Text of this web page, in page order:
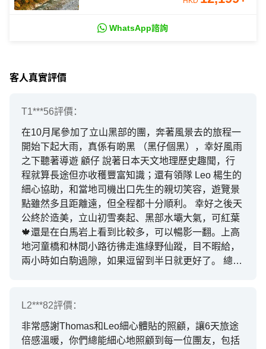
WhatsApp諮詢
客人真實評價
T1***56評價：
在10月尾參加了立山黑部的團，奔著風景去的旅程一
開始下起大雨，真係有啲黑 （黑仔個黑），幸好風雨
之下聽著導遊 顧仔 說著日本天文地理歷史趣聞，行
程就算長途但亦收穫豐富知識；還有領隊 Leo 楊生的
細心協助，和當地司機出口先生的親切笑容，遊覽景
點雖然多且距離遠，但全程都十分順利。 幸好之後天
公終於造美，立山初雪奏起、黑部水壩大氣，可紅葉
🍁還是在白馬岩上看到比較多，可以暢影一翻。上高
地河童橋和林間小路彷彿走進綠野仙蹤，目不暇給，
兩小時如白駒過隙，如果逗留到半日就更好了。 總的
得帶定晴天娃娃，會拍到更多佳景！
L2***82評價：
非常感謝Thomas和Leo細心體貼的照顧，讓6天旅途
倍感溫暖，你們總能細心地照顧到每一位團友，包括